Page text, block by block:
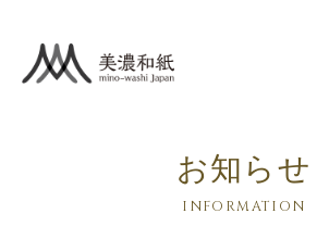
お知らせ
INFORMATION